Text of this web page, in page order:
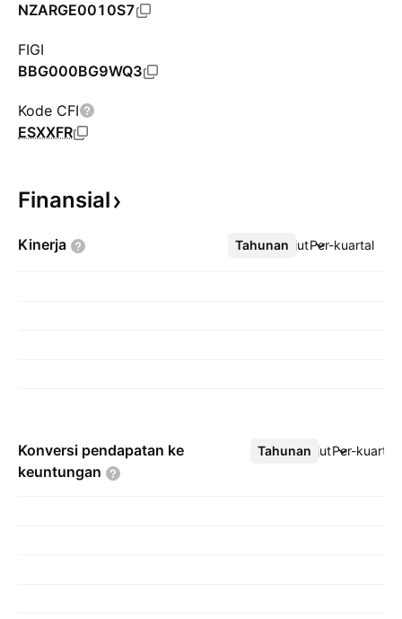
NZARGE0010S7
FIGI
BBG000BG9WQ3
Kode CFI
ESXXFR
Finansial
Kinerja Tahunan Per-kuartal
Lebih lanjut
Konversi pendapatan ke
keuntungan
Tahunan Per-kuartal
Lebih lanjut